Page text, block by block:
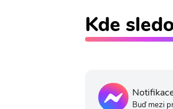
Kde
Buď mezi